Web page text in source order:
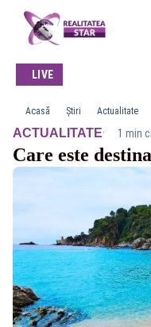
LIVE
Acasă Știri Actualitate
ACTUALITATE· 1 min
Care este